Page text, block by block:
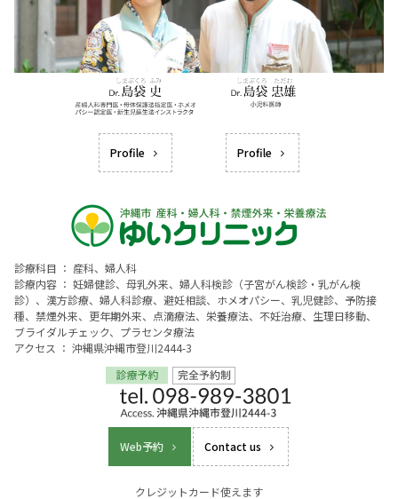
Profile Profile
診療科目 ： 産科、婦人科
診療内容 ： 妊婦健診、母乳外来、婦人科検診（子宮がん検診・乳がん検
診）、漢方診療、婦人科診療、避妊相談、ホメオパシー、乳児健診、予防接
種、禁煙外来、更年期外来、点滴療法、栄養療法、不妊治療、生理日移動、
ブライダルチェック、プラセンタ療法
アクセス ： 沖縄県沖縄市登川2444-3
Web予約 Contact us
クレジットカード使えます